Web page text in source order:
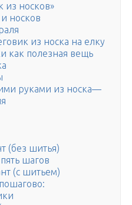
из носков»
носков
из носка на елку
как полезная вещь
руками из носка—
(без шитья)
шагов
(с шитьем)